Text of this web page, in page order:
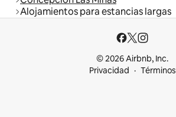
Alojamientos para estancias largas
© 2026 Airbnb, Inc.
Privacidad
Términos